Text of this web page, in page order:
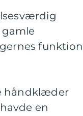
funktion
håndklæder
en